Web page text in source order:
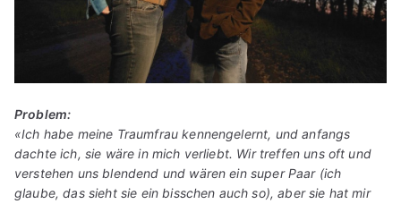
Problem:
«Ich habe meine Traumfrau kennengelernt, und anfangs
dachte ich, sie wäre in mich verliebt. Wir treffen uns oft und
verstehen uns blendend und wären ein super Paar (ich
glaube, das sieht sie ein bisschen auch so), aber sie hat mir